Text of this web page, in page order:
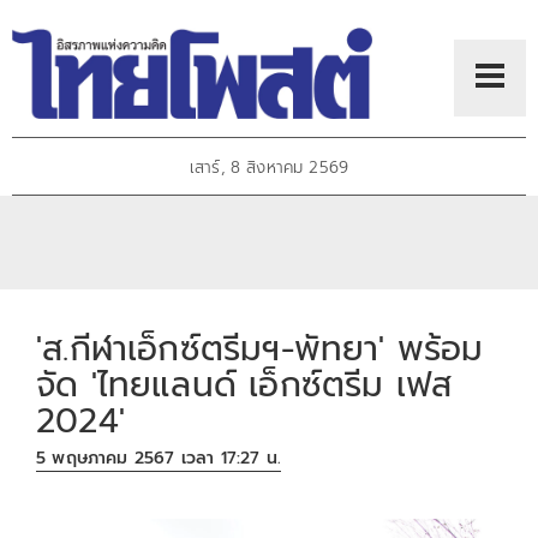
เสาร์, 8 สิงหาคม 2569
'ส.กีฬาเอ็กซ์ตรีมฯ-พัทยา' พร้อม
จัด 'ไทยแลนด์ เอ็กซ์ตรีม เฟส
2024'
5 พฤษภาคม 2567 เวลา 17:27 น.